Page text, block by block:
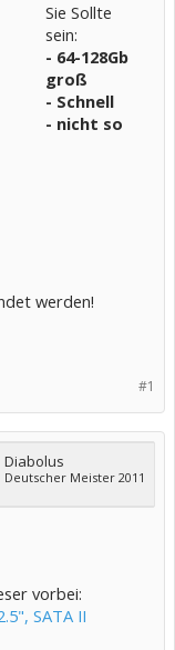
Sie Sollte
sein:
- 64-128Gb
groß
- Schnell
- nicht so
werden!
#1
Diabolus
Deutscher Meister 2011
vorbei:
SATA II